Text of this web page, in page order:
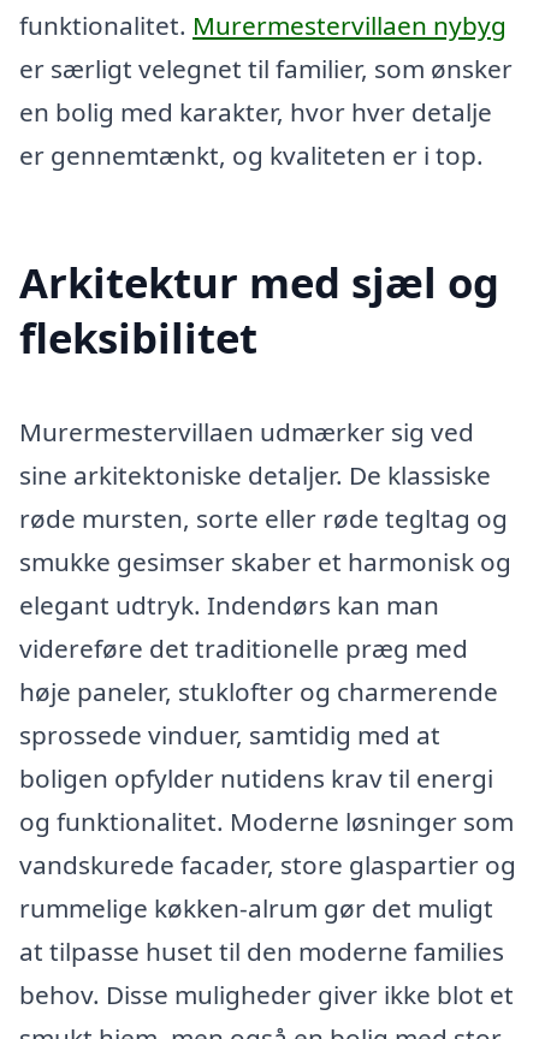
funktionalitet. Murermestervillaen nybyg
er særligt velegnet til familier, som ønsker
en bolig med karakter, hvor hver detalje
er gennemtænkt, og kvaliteten er i top.
Arkitektur med sjæl og
fleksibilitet
Murermestervillaen udmærker sig ved
sine arkitektoniske detaljer. De klassiske
røde mursten, sorte eller røde tegltag og
smukke gesimser skaber et harmonisk og
elegant udtryk. Indendørs kan man
videreføre det traditionelle præg med
høje paneler, stuklofter og charmerende
sprossede vinduer, samtidig med at
boligen opfylder nutidens krav til energi
og funktionalitet. Moderne løsninger som
vandskurede facader, store glaspartier og
rummelige køkken-alrum gør det muligt
at tilpasse huset til den moderne families
behov. Disse muligheder giver ikke blot et